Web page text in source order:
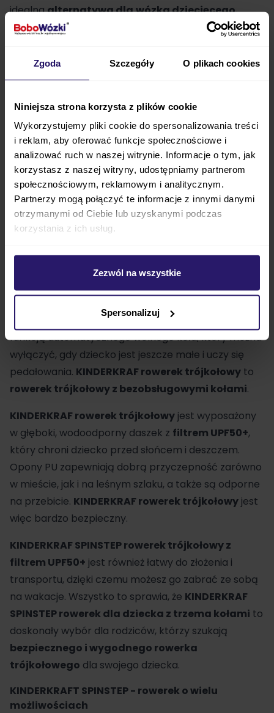
Zgoda Szczegóły O plikach cookies
Niniejsza strona korzysta z plików cookie
Wykorzystujemy pliki cookie do spersonalizowania treści
i reklam, aby oferować funkcje społecznościowe i
analizować ruch w naszej witrynie. Informacje o tym, jak
korzystasz z naszej witryny, udostępniamy partnerom
społecznościowym, reklamowym i analitycznym.
Partnerzy mogą połączyć te informacje z innymi danymi
otrzymanymi od Ciebie lub uzyskanymi podczas
korzystania z ich usług.
Zezwól na wszystkie
Spersonalizuj
idealnaalternatywa dlawózka dziecięcego,
zwłaszcza dla dzieci w wieku od 9 miesięcy do 2 lat.
filtrem UPF50+
jest wyposażony w wygodne
siedzisko z miękkim pokryciem i wysokim oparciem,
dzieckapodczas jazdy.
KINDERKRAF SPINSTEP rowerek trójkołowy posiada
również wiele innych funkcjonalności, takich jak
wygodny podnóżek, tylne opony z łożyskami
kulkowymi oraztrwałą stalową ramę. Dodatkowo
KINDERKRAF SPINSTEP rowerek dla dziecka z
trzema kołami wyposażony jest w 3-punktowe
można zdemontować, gdy dziecko jest gotowe do
samodzielnej jazdy.
SPINSTEP rowerek trójkołowyposiada pedał z
funkcją automatycznego wolnego koła, który można
wyłączyć, gdy dziecko jest jeszcze małe i uczy się
pedałowania. KINDERKRAF rowerek trójkołowy to
rowerek trójkołowy z bezobsługowymi kołami.
KINDERKRAF rowerek trójkołowy jest wyposażony
w głęboki, wodoodporny daszek z filtrem UPF50+,
który chroni dziecko przed słońcem i deszczem.
Opony PU zapewniają dobrą przyczepność zarówno
w mieście, jak i na leśnym szlaku, a także są odporne
na przebicie. KINDERKRAF rowerek trójkołowy jest
więc bardzo bezpieczny.
KINDERKRAF SPINSTEP rowerek trójkołowy z
filtrem UPF50+ jest również łatwy do złożenia i
transportu, dzięki czemu możesz go zabrać ze sobą
na wakacje. Wszystko to sprawia, że KINDERKRAF
SPINSTEP rowerek dla dziecka z trzema kołami to
doskonały wybór dla rodziców, którzy szukają
bezpiecznego i wygodnego rowerka
trójkołowego dla swojego dziecka.
KINDERKRAFT SPINSTEP - rowerek o wielu
możliwościach